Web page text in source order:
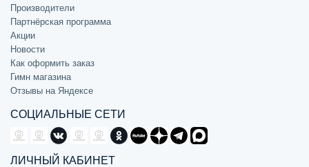
Производители
Партнёрская программа
Акции
Новости
Как оформить заказ
Гимн магазина
Отзывы на Яндексе
СОЦИАЛЬНЫЕ СЕТИ
ЛИЧНЫЙ КАБИНЕТ